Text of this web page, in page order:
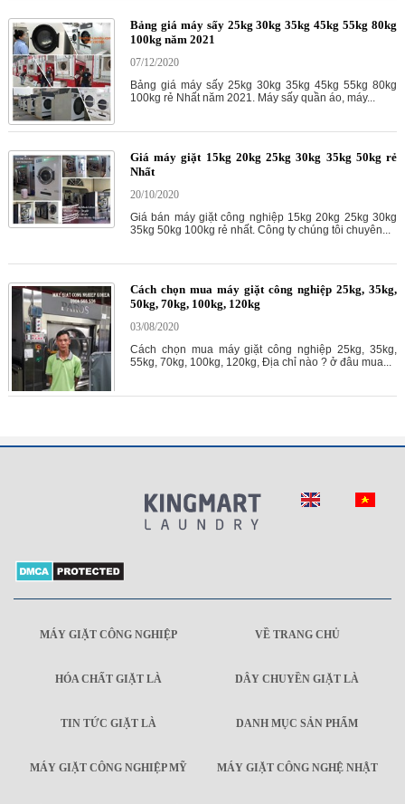
Bảng giá máy sấy 25kg 30kg 35kg 45kg 55kg 80kg
100kg năm 2021
07/12/2020
Bảng giá máy sấy 25kg 30kg 35kg 45kg 55kg 80kg
100kg rẻ Nhất năm 2021. Máy sấy quần áo, máy...
Giá máy giặt 15kg 20kg 25kg 30kg 35kg 50kg rẻ
Nhất
20/10/2020
Giá bán máy giặt công nghiệp 15kg 20kg 25kg 30kg
35kg 50kg 100kg rẻ nhất. Công ty chúng tôi chuyên...
Cách chọn mua máy giặt công nghiệp 25kg, 35kg,
50kg, 70kg, 100kg, 120kg
03/08/2020
Cách chọn mua máy giặt công nghiệp 25kg, 35kg,
55kg, 70kg, 100kg, 120kg, Địa chỉ nào ? ở đâu mua...
MÁY GIẶT CÔNG NGHIỆP VỀ TRANG CHỦ
HÓA CHẤT GIẶT LÀ DÂY CHUYỀN GIẶT LÀ
TIN TỨC GIẶT LÀ DANH MỤC SẢN PHẨM
MÁY GIẶT CÔNG NGHIỆP MỸ MÁY GIẶT CÔNG NGHỆ NHẬT